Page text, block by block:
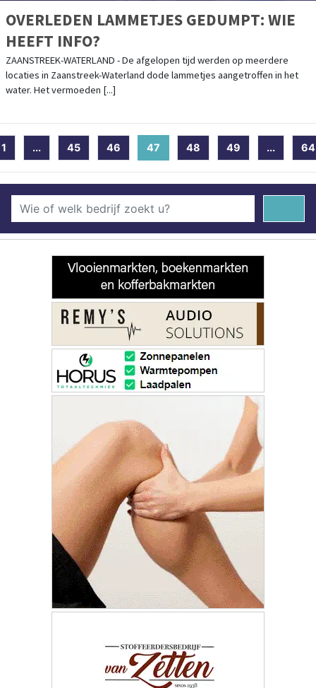
OVERLEDEN LAMMETJES GEDUMPT: WIE
HEEFT INFO?
ZAANSTREEK-WATERLAND - De afgelopen tijd werden op meerdere
locaties in Zaanstreek-Waterland dode lammetjes aangetroffen in het
water. Het vermoeden [...]
1 ... 45 46 47 (current)
48 49 ... 64